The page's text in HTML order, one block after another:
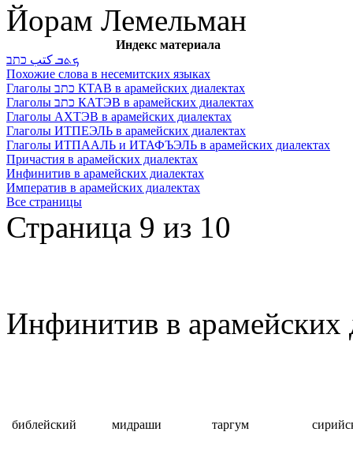
Йорам Лемельман
Индекс материала
ܟܬܒ كتب כתב
Похожие слова в несемитских языках
Глаголы כתב КТАВ в арамейских диалектах
Глаголы כתב КАТЭВ в арамейских диалектах
Глаголы АХТЭВ в арамейских диалектах
Глаголы ИТПЕЭЛЬ в арамейских диалектах
Глаголы ИТПААЛЬ и ИТАФЪЭЛЬ в арамейских диалектах
Причастия в арамейских диалектах
Инфинитив в арамейских диалектах
Императив в арамейских диалектах
Все страницы
Страница 9 из 10
Инфинитив в арамейских
библейский мидраши таргум